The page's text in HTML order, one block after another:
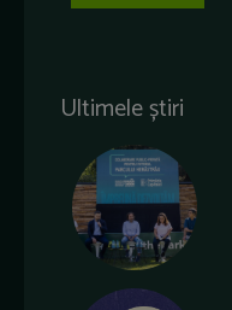
Ultimele știri